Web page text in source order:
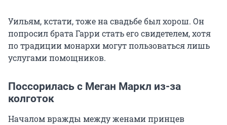
Уильям, кстати, тоже на свадьбе был хорош. Он
попросил брата Гарри стать его свидетелем, хотя
по традиции монархи могут пользоваться лишь
услугами помощников.
Поссорилась с Меган Маркл из-за
колготок
Началом вражды между женами принцев